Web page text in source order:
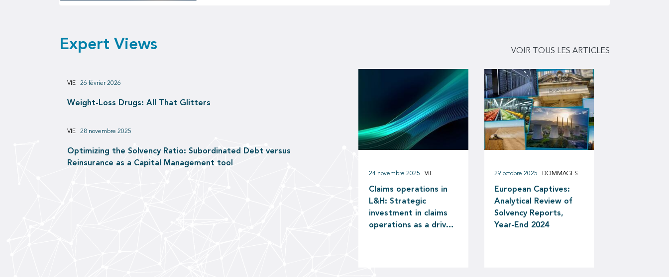
Expert Views
Weight-Loss Drugs: All That Glitters
VIE 26 février 2026
Optimizing the Solvency Ratio: Subordinated Debt versus
Reinsurance as a Capital Management tool
VIE 28 novembre 2025
VOIR TOUS LES ARTICLES
Claims operations in
L&H: Strategic
investment in claims
operations as a driver
24 novembre 2025 VIE
European Captives:
Analytical Review of
Solvency Reports,
Year-End 2024
29 octobre 2025 DOMMAGES